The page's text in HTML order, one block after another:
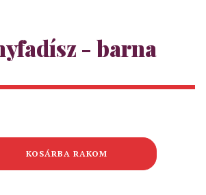
- barna
KOSÁRBA RAKOM